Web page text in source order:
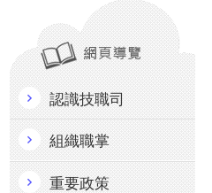
認識技職司
組織職掌
重要政策